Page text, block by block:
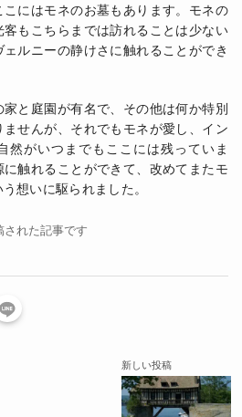
にはモネのお墓もあります。モネの
もこちらまでは訪れることは少ない
ルニーの静けさに触れることができ
と庭園が有名で、その他は何か特別
せんが、それでもモネが愛し、イン
然がいつまでもここには残っていま
触れることができて、改めてまたモ
想いに駆られました。
れた記事です
LINE
新しい投稿